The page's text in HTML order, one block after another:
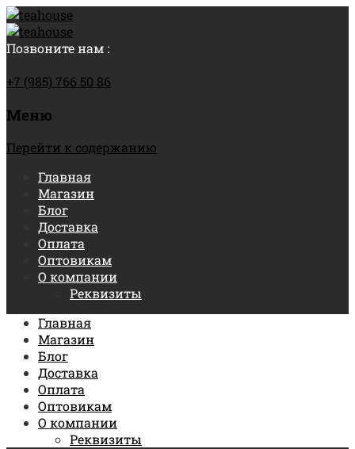
Позвоните нам :
+7 (985) 766 50 86
Меню
Перейти к содержанию
Главная
Магазин
Блог
Доставка
Оплата
Оптовикам
О компании
Реквизиты
Главная
Магазин
Блог
Доставка
Оплата
Оптовикам
О компании
Реквизиты